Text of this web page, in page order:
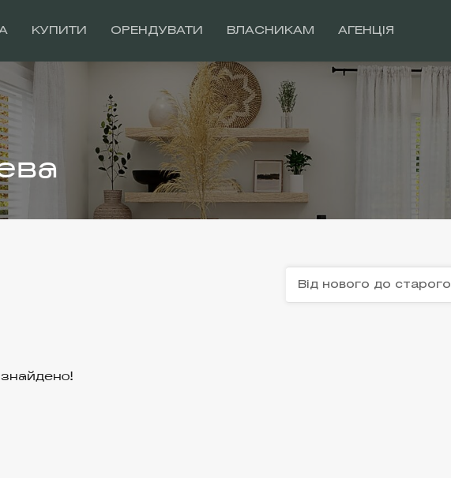
КУПИТИ ОРЕНДУВАТИ ВЛАСНИКАМ АГЕНЦІЯ
Від нового до старого